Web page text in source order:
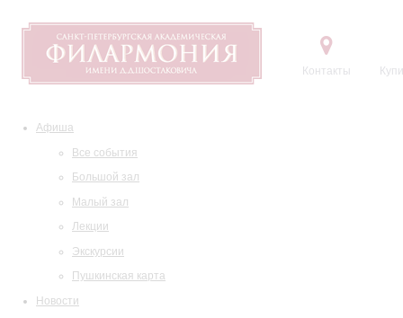
Контакты
Афиша
Все события
Большой зал
Малый зал
Лекции
Экскурсии
Пушкинская карта
Новости